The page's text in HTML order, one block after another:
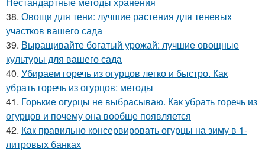
38. Овощи для тени: лучшие растения для теневых
участков вашего сада
39. Выращивайте богатый урожай: лучшие овощные
культуры для вашего сада
40. Убираем горечь из огурцов легко и быстро. Как
убрать горечь из огурцов: методы
41. Горькие огурцы не выбрасываю. Как убрать горечь из
огурцов и почему она вообще появляется
42. Как правильно консервировать огурцы на зиму в 1-
литровых банках